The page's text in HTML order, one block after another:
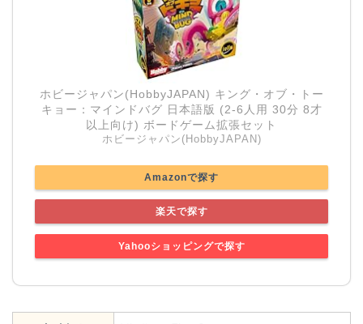
ホビージャパン(HobbyJAPAN) キング・オブ・トー
キョー：マインドバグ 日本語版 (2-6人用 30分 8才
以上向け) ボードゲーム拡張セット
ホビージャパン(HobbyJAPAN)
Amazonで探す
楽天で探す
Yahooショッピングで探す